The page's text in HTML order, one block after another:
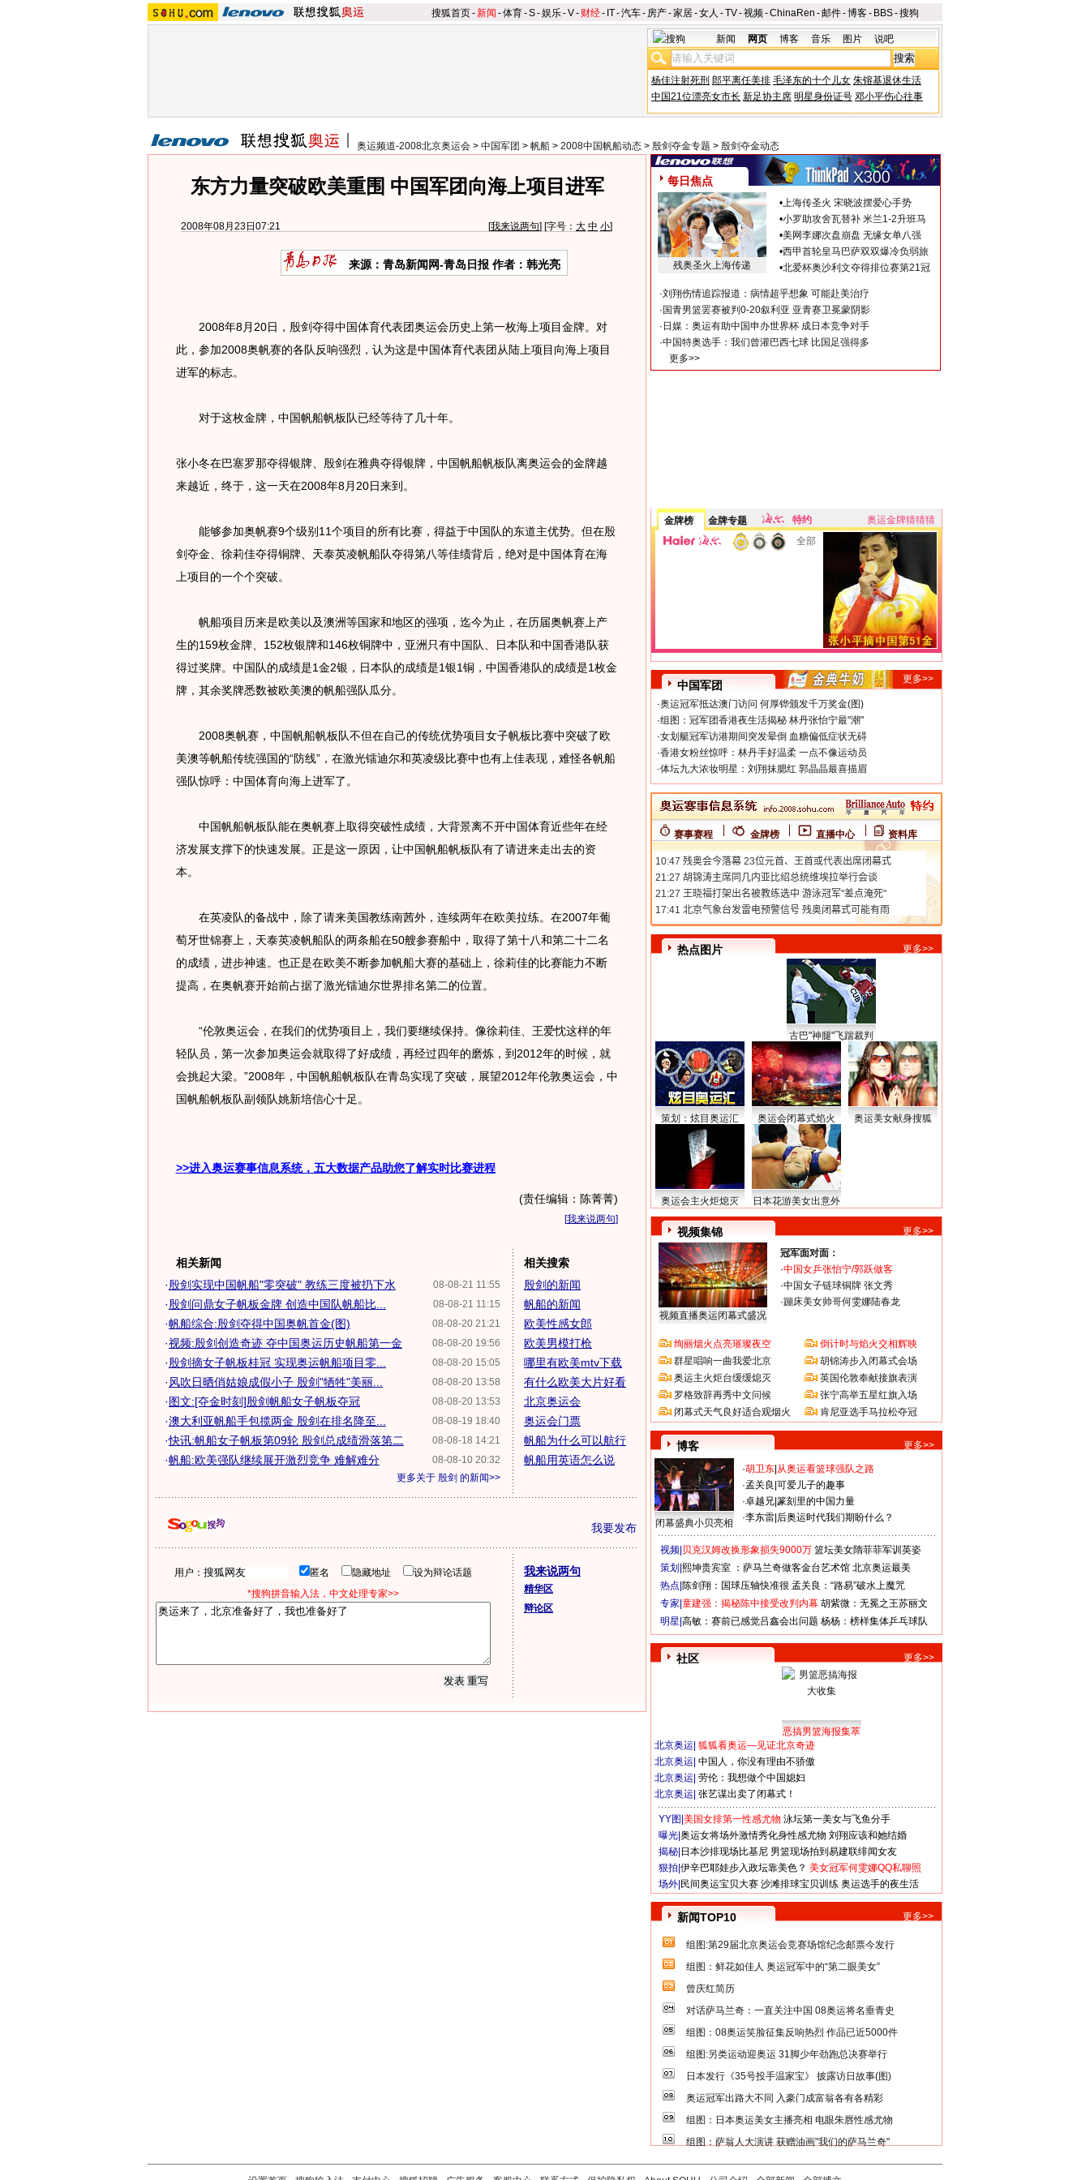
搜狐首页-新闻 -体育-S-娱乐-V- 财经- IT-汽车- 房产-家居-女人 -TV-视频-ChinaRen -邮件-博客- BBS-搜狗
新闻 网页 博客 音乐 图片 说吧
杨佳注射死刑 郎平离任美排 毛泽东的十个儿女 朱镕基退休生活
中国21位漂亮女市长 新足协主席 明星身份证号 邓小平伤心往事
奥运频道-2008北京奥运会 > 中国军团 > 帆船 > 2008中国帆船动态 > 殷剑夺金专题 > 殷剑夺金动态
东方力量突破欧美重围 中国军团向海上项目进军
2008年08月23日07:21 [我来说两句] [字号： 大 中 小]
来源：青岛新闻网-青岛日报 作者：韩光亮
2008年8月20日，殷剑夺得中国体育代表团奥运会历史上第一枚海上项目金牌。对
此，参加2008奥帆赛的各队反响强烈，认为这是中国体育代表团从陆上项目向海上项目
进军的标志。
对于这枚金牌，中国帆船帆板队已经等待了几十年。
张小冬在巴塞罗那夺得银牌、殷剑在雅典夺得银牌，中国帆船帆板队离奥运会的金牌越
来越近，终于，这一天在2008年8月20日来到。
能够参加奥帆赛9个级别11个项目的所有比赛，得益于中国队的东道主优势。但在殷
剑夺金、徐莉佳夺得铜牌、天泰英凌帆船队夺得第八等佳绩背后，绝对是中国体育在海
上项目的一个个突破。
帆船项目历来是欧美以及澳洲等国家和地区的强项，迄今为止，在历届奥帆赛上产
生的159枚金牌、152枚银牌和146枚铜牌中，亚洲只有中国队、日本队和中国香港队获
得过奖牌。中国队的成绩是1金2银，日本队的成绩是1银1铜，中国香港队的成绩是1枚金
牌，其余奖牌悉数被欧美澳的帆船强队瓜分。
2008奥帆赛，中国帆船帆板队不但在自己的传统优势项目女子帆板比赛中突破了欧
美澳等帆船传统强国的“防线”，在激光镭迪尔和英凌级比赛中也有上佳表现，难怪各帆船
强队惊呼：中国体育向海上进军了。
中国帆船帆板队能在奥帆赛上取得突破性成绩，大背景离不开中国体育近些年在经
济发展支撑下的快速发展。正是这一原因，让中国帆船帆板队有了请进来走出去的资
本。
在英凌队的备战中，除了请来美国教练南茜外，连续两年在欧美拉练。在2007年葡
萄牙世锦赛上，天泰英凌帆船队的两条船在50艘参赛船中，取得了第十八和第二十二名
的成绩，进步神速。也正是在欧美不断参加帆船大赛的基础上，徐莉佳的比赛能力不断
提高，在奥帆赛开始前占据了激光镭迪尔世界排名第二的位置。
“伦敦奥运会，在我们的优势项目上，我们要继续保持。像徐莉佳、王爱忱这样的年
轻队员，第一次参加奥运会就取得了好成绩，再经过四年的磨炼，到2012年的时候，就
会挑起大梁。”2008年，中国帆船帆板队在青岛实现了突破，展望2012年伦敦奥运会，中
国帆船帆板队副领队姚新培信心十足。
>>进入奥运赛事信息系统，五大数据产品助您了解实时比赛进程
(责任编辑：陈菁菁)
[我来说两句]
相关新闻
08-08-21 11:55
·殷剑实现中国帆船"零突破" 教练三度被扔下水
08-08-21 11:15
·殷剑问鼎女子帆板金牌 创造中国队帆船比...
08-08-20 21:21
·帆船综合:殷剑夺得中国奥帆首金(图)
08-08-20 19:56
·视频:殷剑创造奇迹 夺中国奥运历史帆船第一金
08-08-20 15:05
·殷剑摘女子帆板桂冠 实现奥运帆船项目零...
08-08-20 13:58
· 风吹日晒俏姑娘成假小子 殷剑"牺牲"美丽...
08-08-20 13:53
·图文:[夺金时刻]殷剑帆船女子帆板夺冠
08-08-19 18:40
·澳大利亚帆船手包揽两金 殷剑在排名降至...
08-08-18 14:21
·快讯:帆船女子帆板第09轮 殷剑总成绩滑落第二
08-08-10 20:32
·帆船:欧美强队继续展开激烈竞争 难解难分
更多关于 殷剑 的新闻>>
相关搜索
殷剑的新闻
帆船的新闻
欧美性感女郎
欧美男模打枪
哪里有欧美mtv下载
有什么欧美大片好看
北京奥运会
奥运会门票
帆船为什么可以航行
帆船用英语怎么说
我要发布
用户： 匿名 隐藏地址
设为辩论话题
*搜狗拼音输入法，中文处理专家>>
我来说两句
精华区
辩论区
每日焦点
残奥圣火上海传递
•上海传圣火 宋晓波摆爱心手势
•小罗助攻舍瓦替补 米兰1-2升班马
•美网李娜次盘崩盘 无缘女单八强
•西甲首轮皇马巴萨双双爆冷负弱旅
•北爱杯奥沙利文夺得排位赛第21冠
·刘翔伤情追踪报道：病情超乎想象 可能赴美治疗
· 国青男篮罢赛被判0-20叙利亚 亚青赛卫冕蒙阴影
· 日媒：奥运有助中国申办世界杯 成日本竞争对手
·中国特奥选手：我们曾灌巴西七球 比国足强得多
更多>>
金牌榜 金牌专题 特约
奥运金牌猜猜猜
全部
中国军团
更多>>
·奥运冠军抵达澳门访问 何厚铧颁发千万奖金(图)
·组图：冠军团香港夜生活揭秘 林丹张怡宁最"潮"
·女划艇冠军访港期间突发晕倒 血糖偏低症状无碍
·香港女粉丝惊呼：林丹手好温柔 一点不像运动员
·体坛九大浓妆明星：刘翔抹腮红 郭晶晶最喜描眉
赛事赛程 金牌榜 直播中心 资料库
热点图片 更多>>
古巴"神腿"飞踹裁判
策划：炫目奥运汇 奥运会闭幕式焰火 奥运美女献身搜狐
奥运会主火炬熄灭 日本花游美女出意外
视频集锦 更多>>
视频直播奥运闭幕式盛况
冠军面对面：
·中国女乒张怡宁/郭跃做客
·中国女子链球铜牌 张文秀
·蹦床美女帅哥何雯娜陆春龙
绚丽烟火点亮璀璨夜空
群星唱响一曲我爱北京
奥运主火炬台缓缓熄灭
罗格致辞再秀中文问候
闭幕式天气良好适合观烟火
倒计时与焰火交相辉映
胡锦涛步入闭幕式会场
英国伦敦奉献接旗表演
张宁高举五星红旗入场
肯尼亚选手马拉松夺冠
博客 更多>>
闭幕盛典小贝亮相
·胡卫东 从奥运看篮球强队之路
·孟关良 可爱儿子的趣事
·卓越兄 篆刻里的中国力量
·李东雷 后奥运时代我们期盼什么？
视频| 贝克汉姆改换形象损失9000万 篮坛美女隋菲菲军训英姿
策划| 熙坤贵宾室 ：萨马兰奇做客金台艺术馆 北京奥运最美
热点| 陈剑翔：国球压轴快准很 孟关良：“路易”破水上魔咒
专家| 童建强：揭秘陈中接受改判内幕 胡紫微：无冕之王苏丽文
明星| 高敏：赛前已感觉吕鑫会出问题 杨杨：榜样集体乒乓球队
社区 更多>>
恶搞男篮海报集萃
北京奥运 狐狐看奥运—见证北京奇迹
北京奥运 中国人，你没有理由不骄傲
北京奥运 劳伦：我想做个中国媳妇
北京奥运 张艺谋出卖了闭幕式！
YY图| 美国女排第一性感尤物 泳坛第一美女与飞鱼分手
曝光| 奥运女将场外激情秀化身性感尤物 刘翔应该和她结婚
揭秘| 日本沙排现场比基尼 男篮现场拍到易建联绯闻女友
狠拍| 伊辛巴耶娃步入政坛靠美色？ 美女冠军何雯娜QQ私聊照
场外| 民间奥运宝贝大赛 沙滩排球宝贝训练 奥运选手的夜生活
新闻TOP10 更多>>
组图:第29届北京奥运会竞赛场馆纪念邮票今发行
组图：鲜花如佳人 奥运冠军中的“第二眼美女”
曾庆红简历
对话萨马兰奇：一直关注中国 08奥运将名垂青史
组图：08奥运笑脸征集反响热烈 作品已近5000件
组图:另类运动迎奥运 31脚少年劲跑总决赛举行
日本发行《35号投手温家宝》 披露访日故事(图)
奥运冠军出路大不同 入豪门成富翁各有各精彩
组图：日本奥运美女主播亮相 电眼朱唇性感尤物
组图：萨翁人大演讲 获赠油画"我们的萨马兰奇"